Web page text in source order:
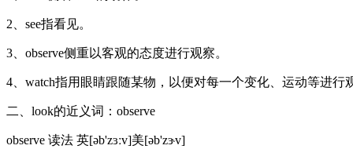
2、see指看见。
3、observe侧重以客观的态度进行观察。
4、watch指用眼睛跟随某物，以便对每一个变化、运动等进行
二、look的近义词：observe
observe 读法 英[əb'zɜːv]美[əb'zɝv]